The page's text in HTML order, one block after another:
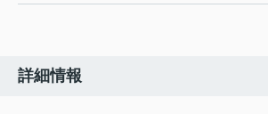
詳細情報